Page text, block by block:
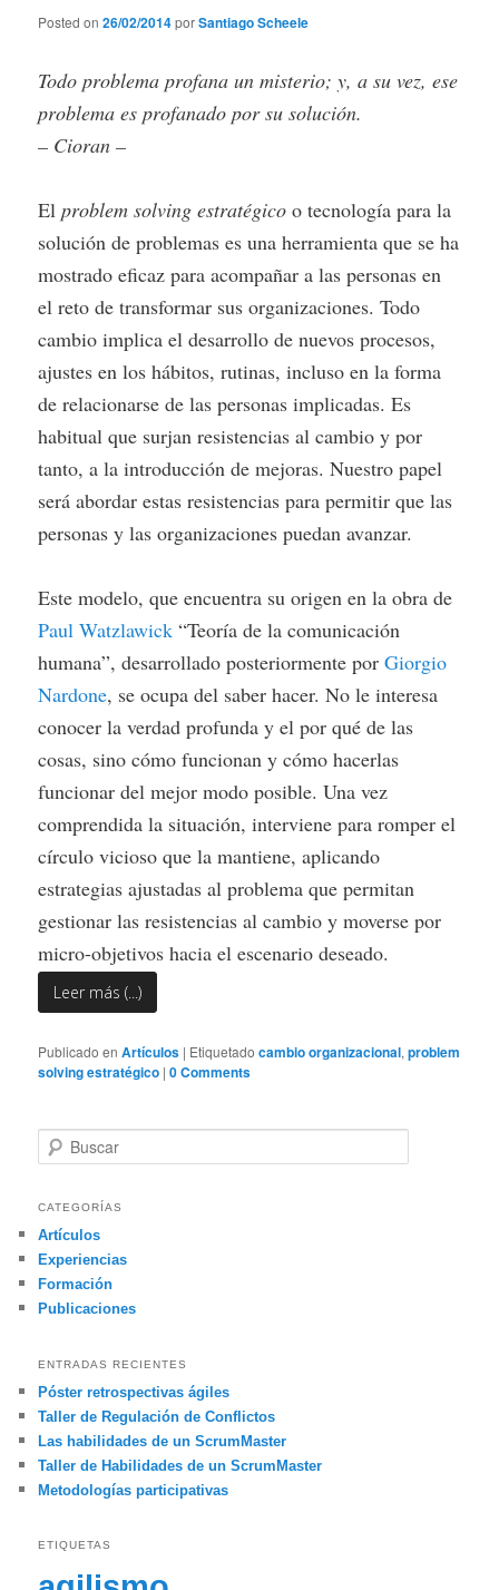
Posted on26/02/2014porSantiago Scheele
Todo problema profana un misterio; y, a su vez, ese
problema es profanado por su solución.
– Cioran –
Elproblem solving estratégico o tecnología para la
solución de problemas es una herramienta que se ha
mostrado eficaz para acompañar a las personas en
el reto de transformar sus organizaciones. Todo
cambio implica el desarrollo de nuevos procesos,
ajustes en los hábitos, rutinas, incluso en la forma
de relacionarse de las personas implicadas. Es
habitual que surjan resistencias al cambio y por
tanto, a la introducción de mejoras. Nuestro papel
será abordar estas resistencias para permitir que las
personas y las organizaciones puedan avanzar.
Este modelo, que encuentra su origen en la obra de
Paul Watzlawick “Teoría de la comunicación
humana”, desarrollado posteriormente porGiorgio
Nardone, se ocupa del saber hacer. No le interesa
conocer la verdad profunda y el por qué de las
cosas, sino cómo funcionan y cómo hacerlas
funcionar del mejor modo posible. Una vez
comprendida la situación, interviene para romper el
círculo vicioso que la mantiene, aplicando
estrategias ajustadas al problema que permitan
gestionar las resistencias al cambio y moverse por
micro-objetivos hacia el escenario deseado.
Leer más (...)
Publicado en Artículos | Etiquetado cambio organizacional,problem
solving estratégico |0 Comments
u
c
r
CATEGORÍAS
Artículos
Experiencias
Formación
Publicaciones
ENTRADAS RECIENTES
Póster retrospectivas ágiles
Taller de Regulación de Conflictos
Las habilidades de un ScrumMaster
Taller de Habilidades de un ScrumMaster
Metodologías participativas
ETIQUETAS